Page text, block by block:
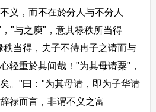
义，而不在於分人与不分人
"与之庾"，意其禄秩所当得
当得，夫子不待冉子之请而与
轻重於其间哉！"为其母请粟"，
。"曰："为其母请，即为子华请
禄而言，非谓不义之富